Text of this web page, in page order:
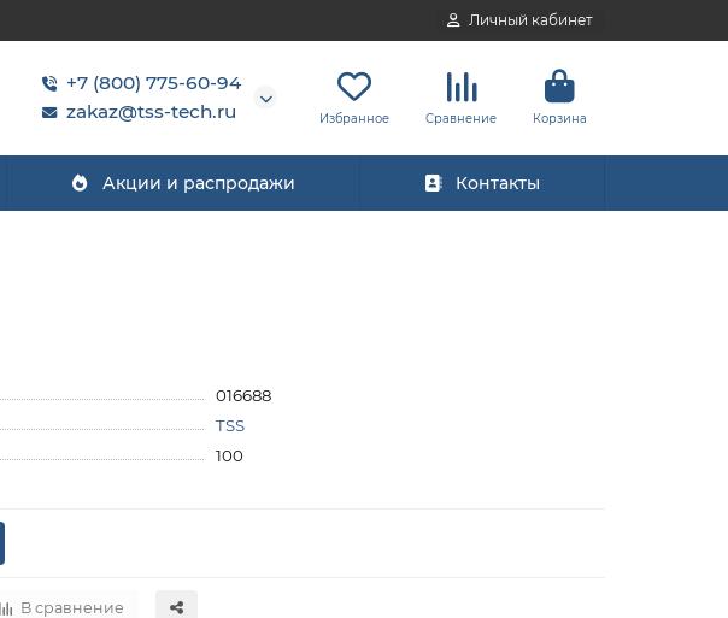
Личный кабинет
+7 (800) 775-60-94
zakaz@tss-tech.ru
Избранное Сравнение Корзина
Акции и распродажи Контакты
016688
TSS
100
В сравнение